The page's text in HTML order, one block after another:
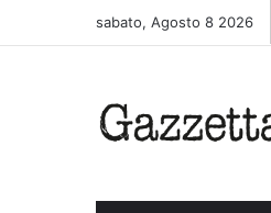
sabato, Agosto 8 2026